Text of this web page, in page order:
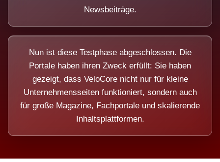
Newsbeiträge.
Nun ist diese Testphase abgeschlossen. Die
Portale haben ihren Zweck erfüllt: Sie haben
gezeigt, dass VeloCore nicht nur für kleine
Unternehmensseiten funktioniert, sondern auch
für große Magazine, Fachportale und skalierende
Inhaltsplattformen.